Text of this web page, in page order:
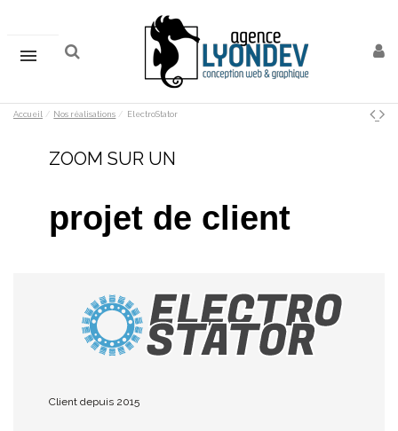
Accueil Nos réalisations ElectroStator
ZOOM SUR UN
projet de client
Client depuis 2015